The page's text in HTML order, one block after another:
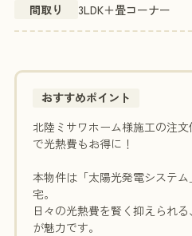
間取り 3LDK＋畳コーナー
おすすめポイント
北陸ミサワホーム様施工の注
で光熱費もお得に！
本物件は「太陽光発電システ
宅。
日々の光熱費を賢く抑えられ
が魅力です。